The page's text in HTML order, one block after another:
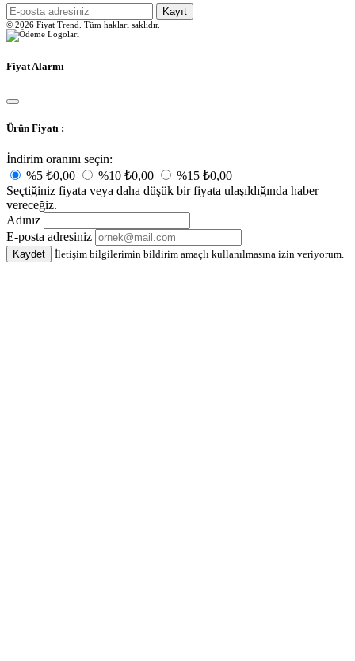
Kayıt
© 2026 Fiyat Trend. Tüm hakları saklıdır.
Fiyat Alarmı
Ürün Fiyatı :
İndirim oranını seçin:
%5 ₺0,00 %10 ₺0,00 %15 ₺0,00
Seçtiğiniz fiyata veya daha düşük bir fiyata ulaşıldığında haber
vereceğiz.
Adınız
E-posta adresiniz
Kaydet İletişim bilgilerimin bildirim amaçlı kullanılmasına izin veriyorum.